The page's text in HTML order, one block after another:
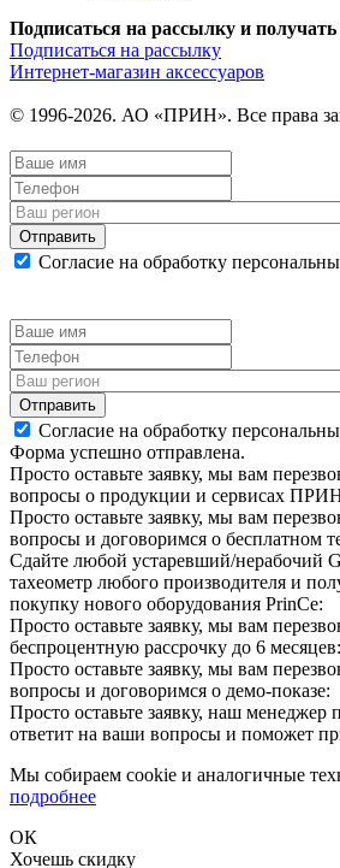
Подписаться на рассылку и
Подписаться на рассылку
Интернет-магазин аксессуаров
© 1996-2026. АО «ПРИН». Все права
Отправить
Согласие на обработку
Отправить
Согласие на обработку
Форма успешно отправлена.
Просто оставьте заявку, мы вам
вопросы о продукции и сервисах
Просто оставьте заявку, мы вам
вопросы и договоримся о бесплатном
Сдайте любой устаревший/нерабочий
тахеометр любого производителя и
покупку нового оборудования PrinCe:
Просто оставьте заявку, мы вам
беспроцентную рассрочку до 6 месяцев:
Просто оставьте заявку, мы вам
вопросы и договоримся о демо-показе:
Просто оставьте заявку, наш менеджер
ответит на ваши вопросы и поможет
Мы собираем cookie и аналогичные
подробнее
ОК
Хочешь скидку